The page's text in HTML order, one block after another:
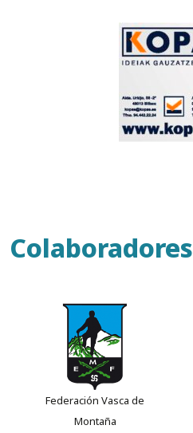
Colaboradores
Federación Vasca de
Montaña